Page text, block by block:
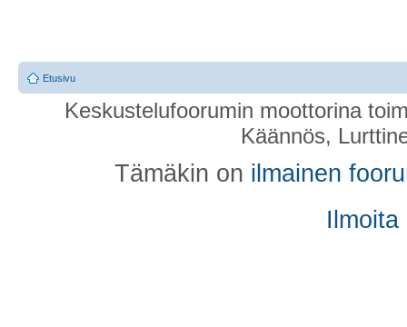
Etusivu
Keskustelufoorumin moottorina
Käännös,
Tämäkin on ilmainen